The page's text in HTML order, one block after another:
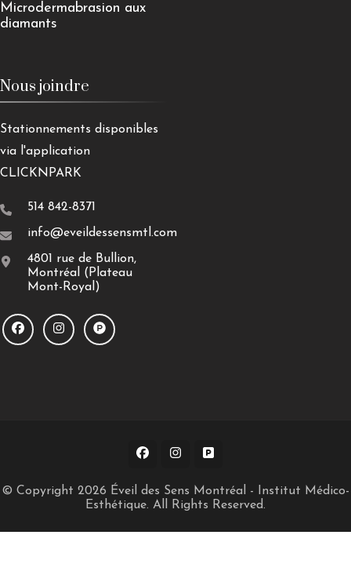
Microdermabrasion aux
diamants
Nous joindre
Stationnements disponibles
via l'application
CLICKNPARK
514 842-8371
info@eveildessensmtl.com
4801 rue de Bullion,
Montréal (Plateau
Mont-Royal)
© Copyright 2026 Éveil des Sens Montréal - Institut Médico-
Esthétique. All Rights Reserved.